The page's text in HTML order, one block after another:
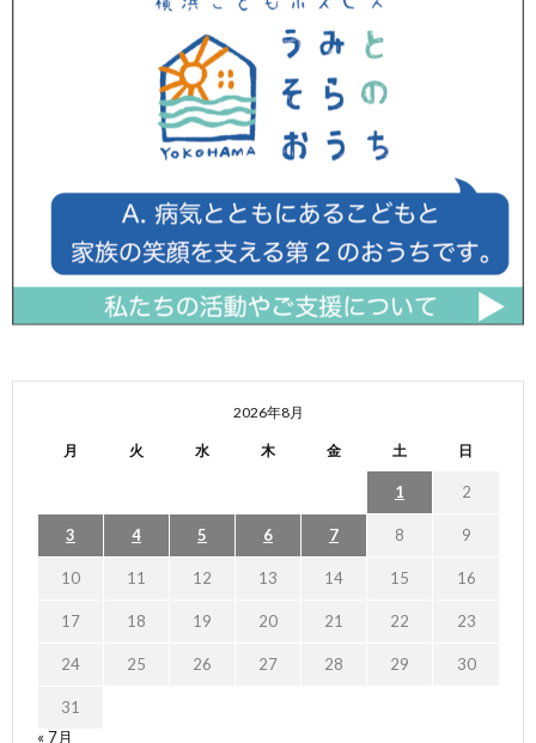
2026年8月
月 火 水 木 金 土 日
1 2
3 4 5 6 7 8 9
10 11 12 13 14 15 16
17 18 19 20 21 22 23
24 25 26 27 28 29 30
31
« 7月